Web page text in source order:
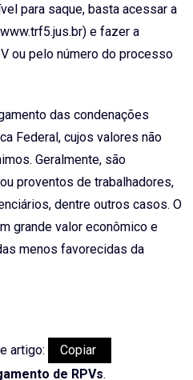
para saque, basta acessar a
e fazer a
ou pelo número do processo
das condenações
Federal, cujos valores não
Geralmente, são
proventos de trabalhadores,
dentre outros casos. O
grande valor econômico e
menos favorecidas da
artigo:
Copiar
de RPVs.